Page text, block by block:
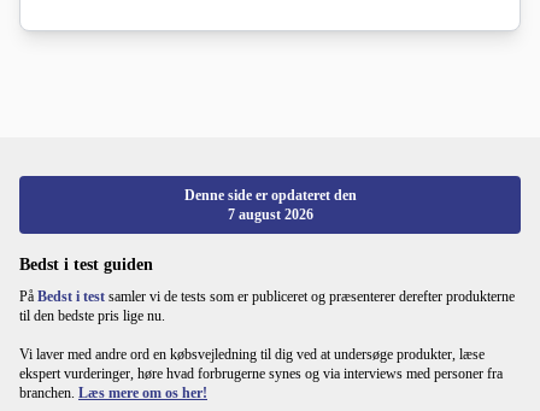
Bedst i test guiden
På Bedst i test samler vi de tests som er publiceret og præsenterer derefter produkterne
til den bedste pris lige nu.
Vi laver med andre ord en købsvejledning til dig ved at undersøge produkter, læse
ekspert vurderinger, høre hvad forbrugerne synes og via interviews med personer fra
branchen. Læs mere om os her!
Denne side er opdateret den
7 august 2026